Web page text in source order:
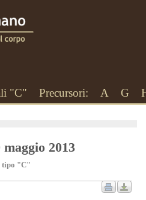
"C" Precursori: A G
2013
tipo "C"